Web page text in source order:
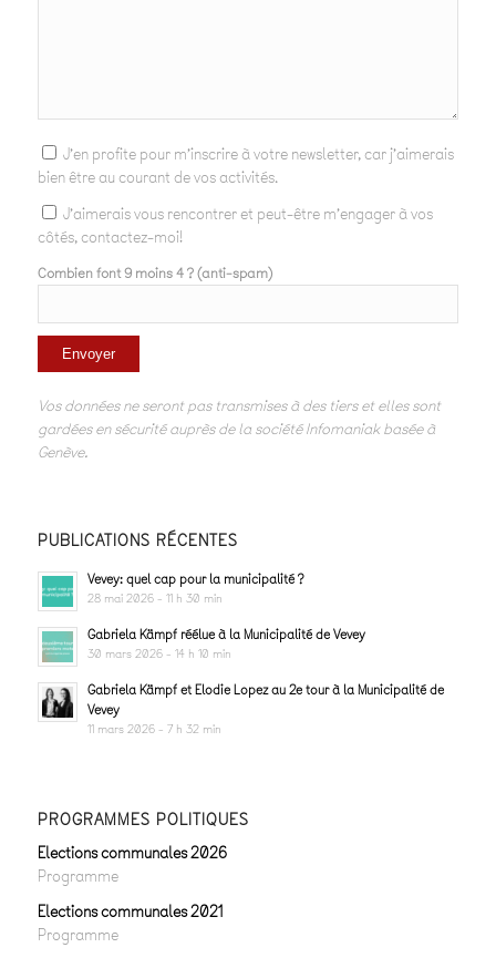
J'en profite pour m'inscrire à votre newsletter, car j'aimerais
bien être au courant de vos activités.
J'aimerais vous rencontrer et peut-être m'engager à vos
côtés, contactez-moi!
Combien font 9 moins 4 ? (anti-spam)
Vos données ne seront pas transmises à des tiers et elles sont
gardées en sécurité auprès de la société Infomaniak basée à
Genève.
PUBLICATIONS RÉCENTES
Vevey: quel cap pour la municipalité ?
28 mai 2026 - 11 h 30 min
Gabriela Kämpf réélue à la Municipalité de Vevey
30 mars 2026 - 14 h 10 min
Gabriela Kämpf et Elodie Lopez au 2e tour à la Municipalité de
Vevey
11 mars 2026 - 7 h 32 min
PROGRAMMES POLITIQUES
Elections communales 2026
Programme
Elections communales 2021
Programme